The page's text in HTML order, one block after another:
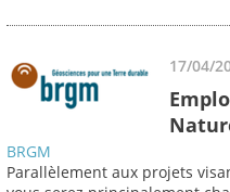
17/04/
BRGM
Parallèlement aux projets